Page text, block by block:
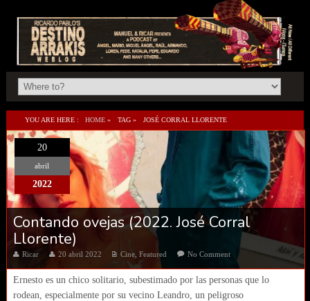
YOU ARE HERE : HOME » TAG » JOSÉ CORRAL LLORENTE
20
abril
2022
Contando ovejas (2022. José Corral
Llorente)
Ricar 20 abril 2022 Cine, Featured No Comment
Ernesto es un chico solitario, subestimado por las personas que lo
rodean, especialmente por su vecino Leandro, un peligroso